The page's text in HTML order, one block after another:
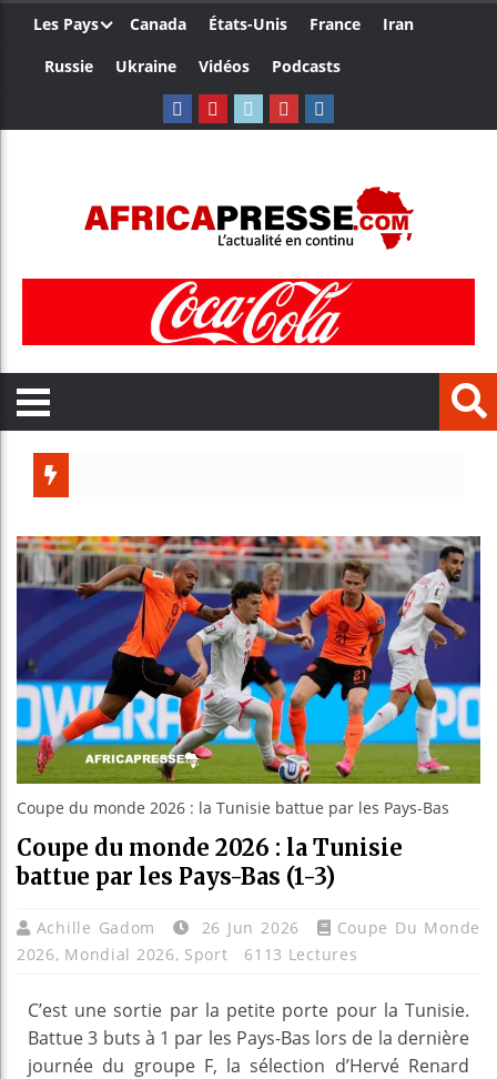
Les Pays Canada États-Unis France
Iran
Russie
Ukraine Vidéos Podcasts
Guinée :
Réforme
Bénin :
Coupe du monde 2026 : la Tunisie battue par les Pays-Bas
Coupe du monde 2026 : la Tunisie
battue par les Pays-Bas (1-3)
Achille Gadom 26 Jun 2026
Coupe Du Monde
2026, Mondial 2026, Sport 6113 Lectures
C’est une sortie par la petite porte pour la Tunisie.
Battue 3 buts à 1 par les Pays-Bas lors de la dernière
journée du groupe F, la sélection d’Hervé Renard